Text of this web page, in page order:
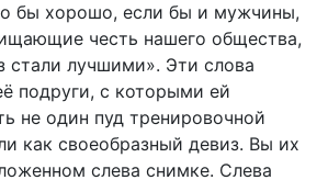
бы хорошо, если бы и мужчины,
честь нашего общества,
стали лучшими». Эти слова
подруги, с которыми ей
не один пуд тренировочной
как своеобразный девиз. Вы их
слева снимке. Слева